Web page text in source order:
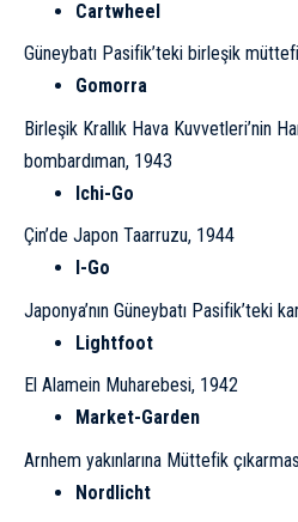
Cartwheel
Güneybatı Pasifik’teki birleşik
Gomorra
Birleşik Krallık Hava Kuvvetleri’nin
bombardıman, 1943
Ichi-Go
Çin’de Japon Taarruzu, 1944
I-Go
Japonya’nın Güneybatı Pasifik’teki
Lightfoot
El Alamein Muharebesi, 1942
Market-Garden
Arnhem yakınlarına Müttefik
Nordlicht